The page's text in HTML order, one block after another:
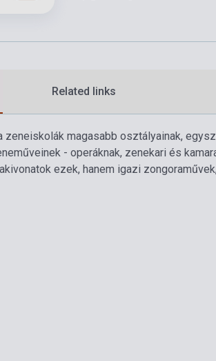
Related links
zeneiskolák magasabb osztályainak,
- operáknak, zenekari és
ezek, hanem igazi